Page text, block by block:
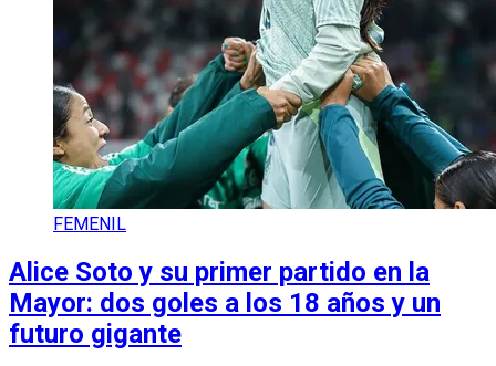
FEMENIL
Alice Soto y su primer partido en la
Mayor: dos goles a los 18 años y un
futuro gigante